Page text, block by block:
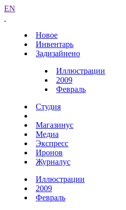
EN
Новое
Инвентарь
Задизайнено
Иллюстрации
2009
Февраль
Студия
Магазинус
Медиа
Экспресс
Иронов
Журналус
Иллюстрации
2009
Февраль